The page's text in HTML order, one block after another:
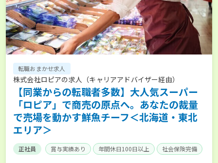
転職おまかせ求人
株式会社ロピアの求人（キャリアアドバイザー経由）
【同業からの転職者多数】大人気スーパー
「ロピア」で商売の原点へ。あなたの裁量
で売場を動かす鮮魚チーフ＜北海道・東北
エリア＞
正社員 賞与実績あり 年間休日100日以上 社会保険完備